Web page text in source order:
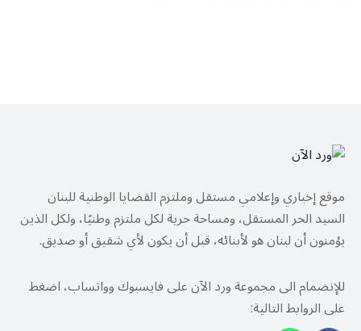
موقع إخباري وإعلامي مستقل وملتزم القضايا الوطنية للبنان
السيد الحر المستقل، ومساحة حرية لكل ملتزم وطنيًا، ولكل الذين
يؤمنون أن لبنان هو لأبنائه، قبل أن يكون لأي شقيق أو صديق.
للإنضمام الى مجموعة ورد الآن على فايسبوك وواتساب، اضغط
على الروابط التالية: